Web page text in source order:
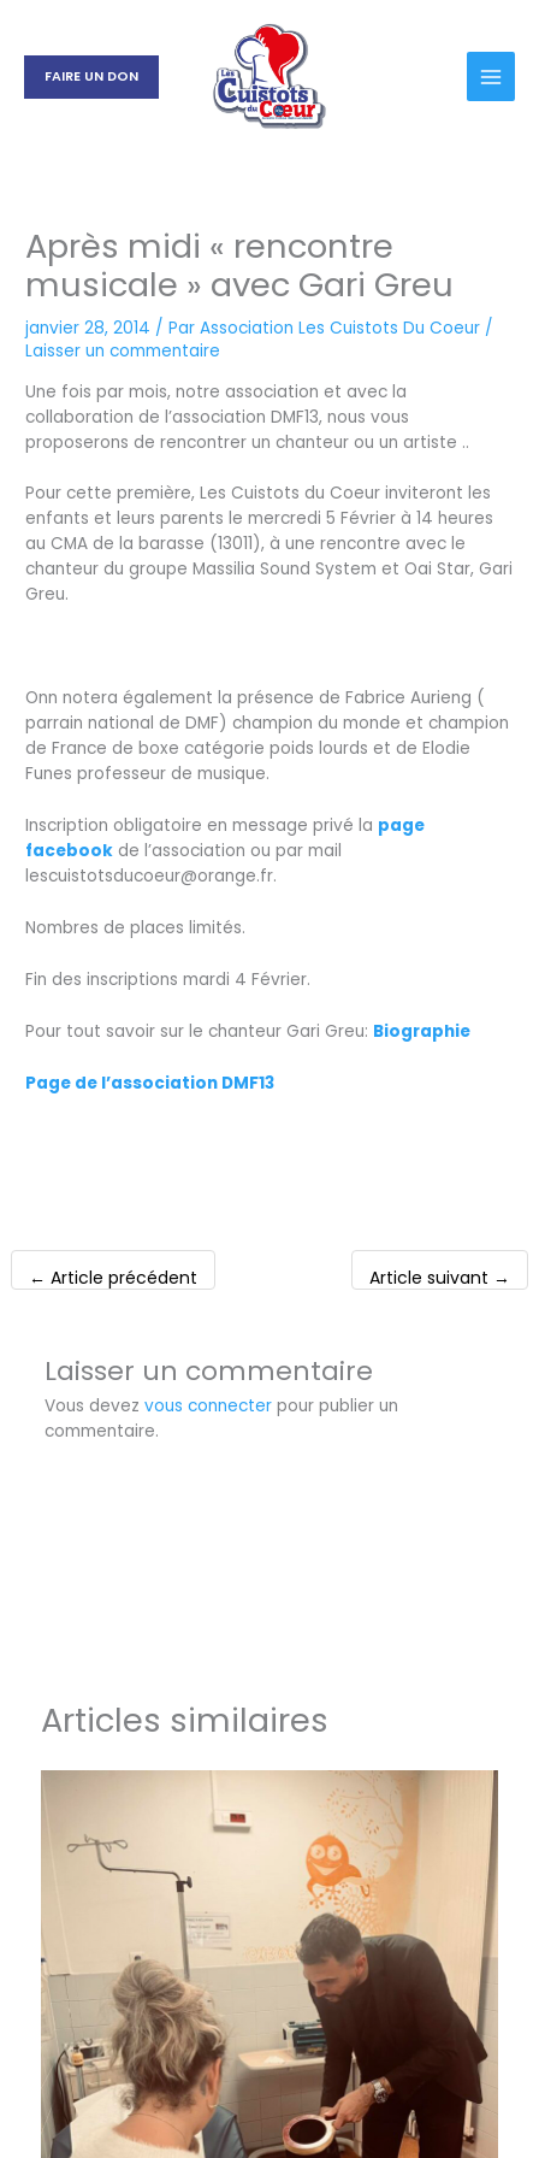
contenu
FAIRE UN DON
Après midi « rencontre
musicale » avec Gari Greu
janvier 28, 2014 / ParAssociation Les Cuistots Du Coeur /
Laisser un commentaire
Une fois par mois, notre association et avec la
collaboration de l’association DMF13, nous vous
proposerons de rencontrer un chanteur ou un artiste ..
Pour cette première, Les Cuistots du Coeur inviteront les
enfants et leurs parents le mercredi 5 Février à 14 heures
au CMA de la barasse (13011), à une rencontre avec le
chanteur du groupe Massilia Sound System et Oai Star, Gari
Greu.
Onn notera également la présence de Fabrice Aurieng (
parrain national de DMF) champion du monde et champion
de France de boxe catégorie poids lourds et de Elodie
Funes professeur de musique.
Inscription obligatoire en message privé la page
facebook de l’association ou par mail
lescuistotsducoeur@orange.fr.
Nombres de places limités.
Fin des inscriptions mardi 4 Février.
Pour tout savoir sur le chanteur Gari Greu: Biographie
Page de l’association DMF13
← Article précédent Article suivant →
Laisser un commentaire
Vous devez vous connecterpour publier un
commentaire.
Articles similaires